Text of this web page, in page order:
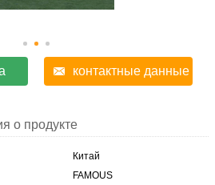
контактные данные
о продукте
Китай
FAMOUS